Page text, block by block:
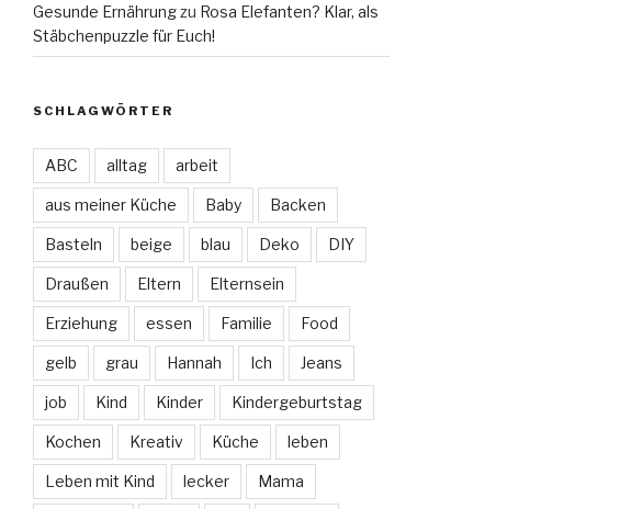
Gesunde Ernährungzu Rosa Elefanten? Klar, als
Stäbchenpuzzle für Euch!
SCHLAGWÖRTER
ABC alltag arbeit
aus meiner Küche Baby Backen
Basteln beige blau Deko DIY
Draußen Eltern Elternsein
Erziehung essen Familie Food
gelb grau Hannah Ich Jeans
job Kind Kinder Kindergeburtstag
Kochen Kreativ Küche leben
Leben mit Kind lecker Mama